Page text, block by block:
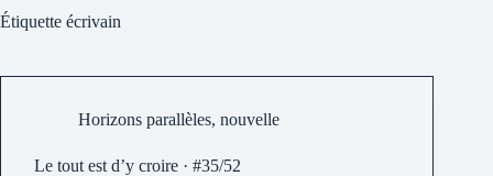
Étiquette écrivain
Horizons parallèles, nouvelle
Le tout est d’y croire · #35/52